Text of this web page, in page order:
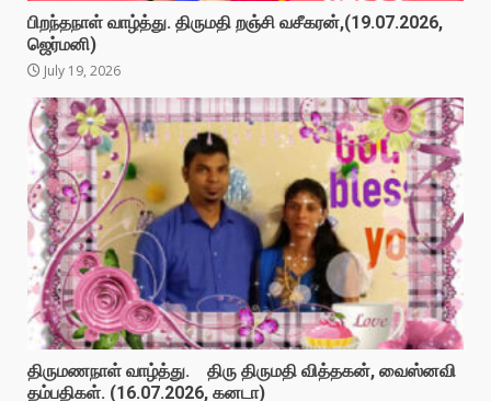
பிறந்தநாள் வாழ்த்து. திருமதி றஞ்சி வசீகரன்,(19.07.2026,
ஜெர்மனி)
July 19, 2026
திருமணநாள் வாழ்த்து. திரு திருமதி வித்தகன், வைஸ்னவி
தம்பதிகள். (16.07.2026, கனடா)